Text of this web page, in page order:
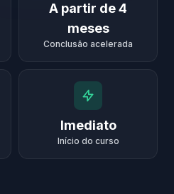
A partir de 4
meses
Conclusão acelerada
Imediato
Início do curso